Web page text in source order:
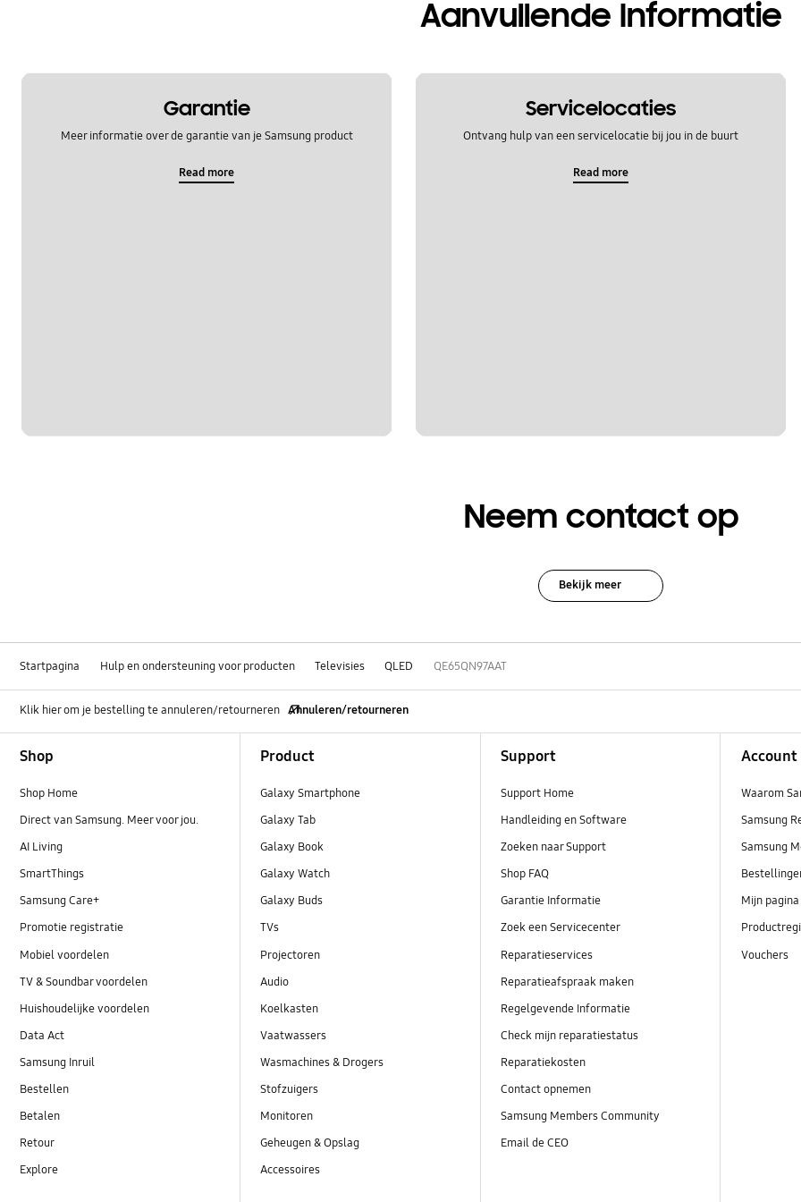
Aanvullende Informatie
Garantie
Meer informatie over de garantie van je Samsung product
Read more
Servicelocaties
Ontvang hulp van een servicelocatie bij jou in de buurt
Read more
Neem contact op
Bekijk meer
Startpagina Hulp en ondersteuning voor producten Televisies QLED QE65QN97AAT
Klik hier om je bestelling te annuleren/retourneren Annuleren/retourneren
Shop
Shop Home
Direct van Samsung. Meer voor jou.
AI Living
SmartThings
Samsung Care+
Promotie registratie
Mobiel voordelen
TV & Soundbar voordelen
Huishoudelijke voordelen
Data Act
Samsung Inruil
Bestellen
Betalen
Retour
Explore
Product
Galaxy Smartphone
Galaxy Tab
Galaxy Book
Galaxy Watch
Galaxy Buds
TVs
Projectoren
Audio
Koelkasten
Vaatwassers
Wasmachines & Drogers
Stofzuigers
Monitoren
Geheugen & Opslag
Accessoires
Support
Support Home
Handleiding en Software
Zoeken naar Support
Shop FAQ
Garantie Informatie
Zoek een Servicecenter
Reparatieservices
Reparatieafspraak maken
Regelgevende Informatie
Check mijn reparatiestatus
Reparatiekosten
Contact opnemen
Samsung Members Community
Email de CEO
Account
Waarom
Samsung
Samsung
Mijn pagina
Vouchers